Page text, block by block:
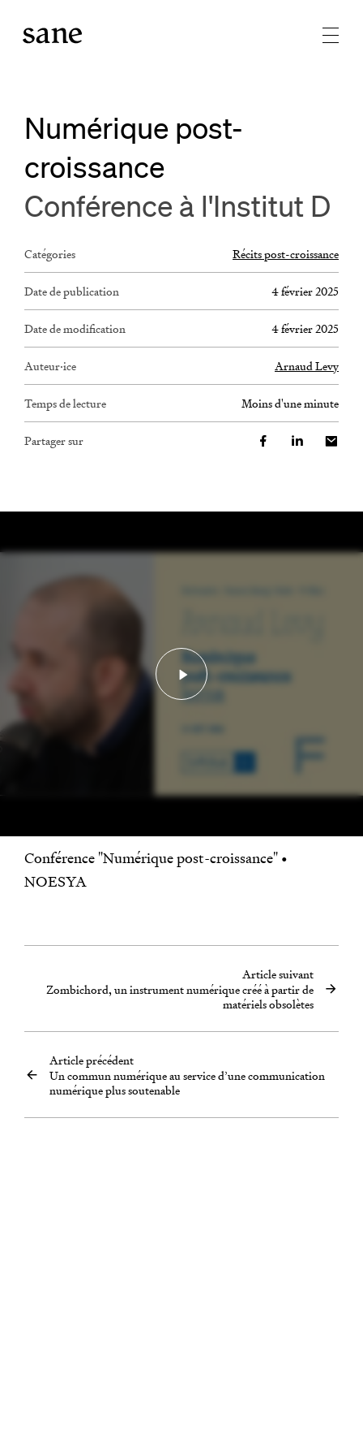
Numérique post-
croissance
Conférence à l'Institut D
Catégories Récits post-croissance
Date de publication 4 février 2025
Date de modification 4 février 2025
Auteur·ice Arnaud Levy
Temps de lecture moins d'une minute
Partager sur
Lancer la vidéo -
Conférence "Numérique post-croissance" •
NOESYA
Article précédent
Un commun numérique au service d’une communication
numérique plus soutenable
Article suivant
Zombichord, un instrument numérique créé à partir de
matériels obsolètes